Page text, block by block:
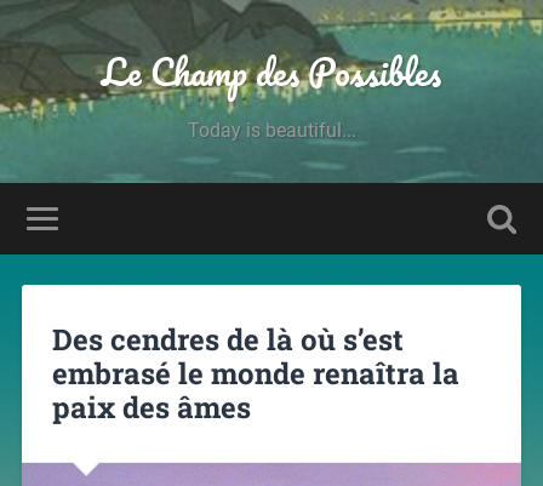
Le Champ des Possibles
Today is beautiful...
Des cendres de là où s’est
embrasé le monde renaîtra la
paix des âmes